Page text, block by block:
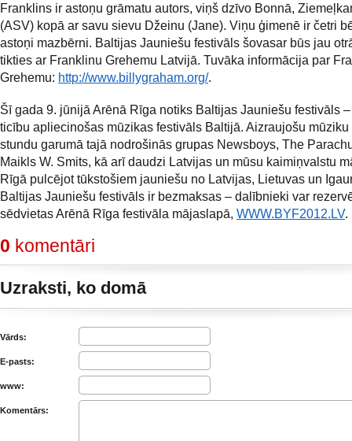
Franklins ir astoņu grāmatu autors, viņš dzīvo Bonnā,
(ASV) kopā ar savu sievu Džeinu (Jane). Viņu ģimenē ir četri
astoņi mazbērni. Baltijas Jauniešu festivāls šovasar būs jau
tikties ar Franklinu Grehemu Latvijā. Tuvāka informācija par
Grehemu: http://www.billygraham.org/.
Šī gada 9. jūnijā Arēnā Rīga notiks Baltijas Jauniešu festivāls
ticību apliecinošas mūzikas festivāls Baltijā. Aizraujošu mūziku
stundu garumā tajā nodrošinās grupas Newsboys, The
Maikls W. Smits, kā arī daudzi Latvijas un mūsu kaimiņvalstu
Rīgā pulcējot tūkstošiem jauniešu no Latvijas, Lietuvas un
Baltijas Jauniešu festivāls ir bezmaksas – dalībnieki var
sēdvietas Arēnā Rīga festivāla mājaslapā, WWW.BYF2012.LV.
0 komentāri
Uzraksti, ko domā
Vārds:
E-pasts:
www:
Komentārs: